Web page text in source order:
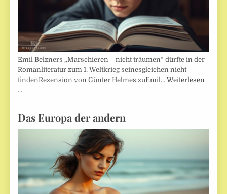
Emil Belzners „Marschieren – nicht träumen“ dürfte in der
Romanliteratur zum 1. Weltkrieg seinesgleichen nicht
findenRezension von Günter Helmes zuEmil…Weiterlesen
…
Das Europa der andern